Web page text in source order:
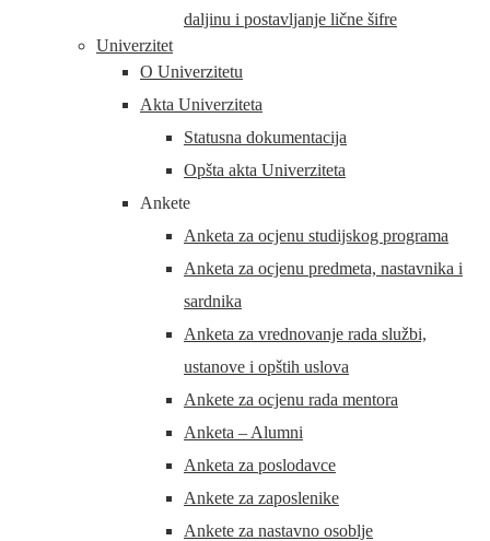
daljinu i postavljanje lične šifre
Univerzitet
O Univerzitetu
Akta Univerziteta
Statusna dokumentacija
Opšta akta Univerziteta
Ankete
Anketa za ocjenu studijskog programa
Anketa za ocjenu predmeta, nastavnika i
sardnika
Anketa za vrednovanje rada službi,
ustanove i opštih uslova
Ankete za ocjenu rada mentora
Anketa – Alumni
Anketa za poslodavce
Ankete za zaposlenike
Ankete za nastavno osoblje